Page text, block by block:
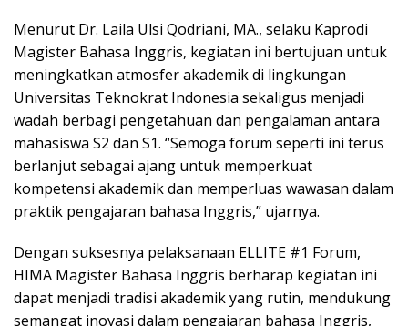
Menurut Dr. Laila Ulsi Qodriani, MA., selaku Kaprodi
Magister Bahasa Inggris, kegiatan ini bertujuan untuk
meningkatkan atmosfer akademik di lingkungan
Universitas Teknokrat Indonesia sekaligus menjadi
wadah berbagi pengetahuan dan pengalaman antara
mahasiswa S2 dan S1. “Semoga forum seperti ini terus
berlanjut sebagai ajang untuk memperkuat
kompetensi akademik dan memperluas wawasan dalam
praktik pengajaran bahasa Inggris,” ujarnya.
Dengan suksesnya pelaksanaan ELLITE #1 Forum,
HIMA Magister Bahasa Inggris berharap kegiatan ini
dapat menjadi tradisi akademik yang rutin, mendukung
semangat inovasi dalam pengajaran bahasa Inggris,